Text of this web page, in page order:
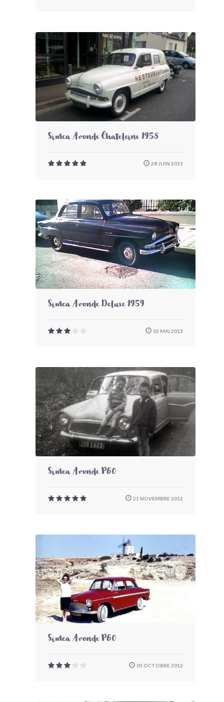
Simca Aronde Chateleine 1958
28 JUIN 2013
Simca Aronde Deluxe 1959
02 MAI 2013
Simca Aronde P60
21 NOVEMBRE 2012
Simca Aronde P60
03 OCTOBRE 2012